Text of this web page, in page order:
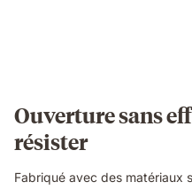
Ouverture sans
résister
Fabriqué avec des matériaux